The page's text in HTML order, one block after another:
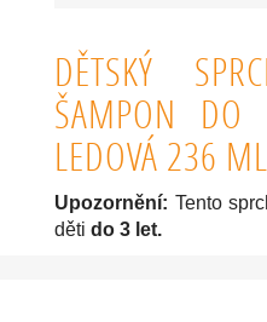
DĚTSKÝ
ŠAMPON DO
LEDOVÁ 236 ML
Upozornění: Tento
děti do 3 let.